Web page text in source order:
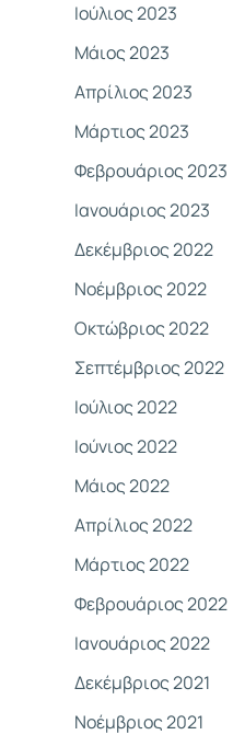
Ιούλιος 2023
Μάιος 2023
Απρίλιος 2023
Μάρτιος 2023
Φεβρουάριος 2023
Ιανουάριος 2023
Δεκέμβριος 2022
Νοέμβριος 2022
Οκτώβριος 2022
Σεπτέμβριος 2022
Ιούλιος 2022
Ιούνιος 2022
Μάιος 2022
Απρίλιος 2022
Μάρτιος 2022
Φεβρουάριος 2022
Ιανουάριος 2022
Δεκέμβριος 2021
Νοέμβριος 2021